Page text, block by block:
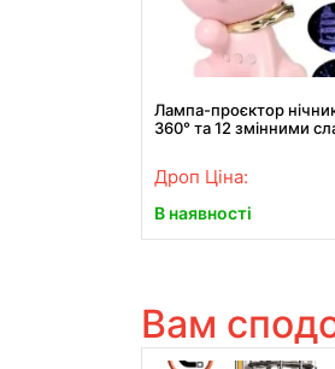
Лампа-проєктор
360° та 12 змінними
Дроп Ціна:
В наявності
Вам